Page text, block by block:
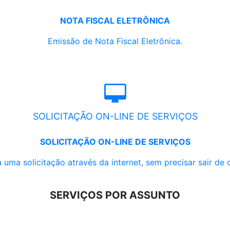
NOTA FISCAL ELETRÔNICA
Emissão de Nota Fiscal Eletrônica.
SOLICITAÇÃO ON-LINE DE SERVIÇOS
SOLICITAÇÃO ON-LINE DE SERVIÇOS
uma solicitação através da internet, sem precisar sair de
SERVIÇOS POR ASSUNTO